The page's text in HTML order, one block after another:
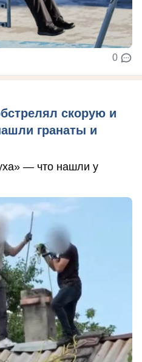
0
скорую и
гранаты и
— что нашли у